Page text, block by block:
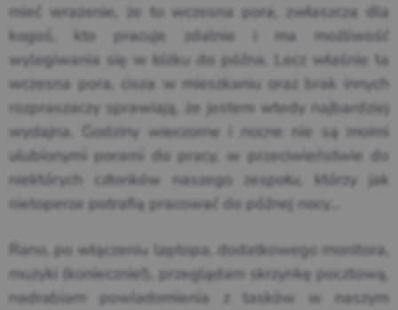
mieć wrażenie, że to wczesna pora, zwłaszcza dla
kogoś, kto pracuje zdalnie i ma możliwość
wylegiwania się w łóżku do późna. Lecz właśnie ta
wczesna pora, cisza w mieszkaniu oraz brak innych
rozpraszaczy sprawiają, że jestem wtedy najbardziej
wydajna. Godziny wieczorne i nocne nie są moimi
ulubionymi porami do pracy, w przeciwieństwie do
niektórych członków naszego zespołu, którzy jak
nietoperze potrafią pracować do późnej nocy…
Rano, po włączeniu laptopa, dodatkowego monitora,
muzyki (koniecznie!), przeglądam skrzynkę pocztową,
nadrabiam powiadomienia z tasków w naszym